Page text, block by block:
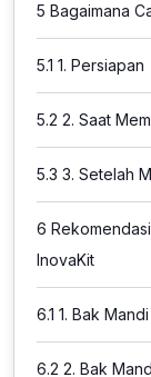
5 Bagaimana
5.1 1. Persiapan
5.2 2. Saat
5.3 3. Setelah
6
InovaKit
6.1 1. Bak
6.2 2. Bak